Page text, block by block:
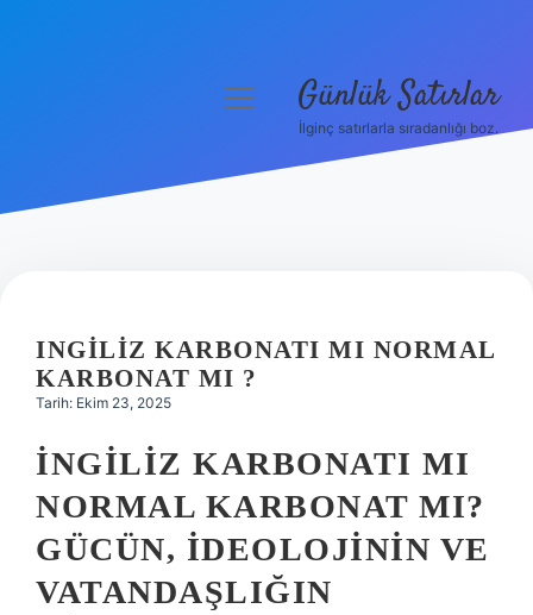
Hakkımızda
menüyü Günlük Satırlar
İlginç satırlarla sıradanlığı boz.
INGILIZ KARBONATI MI NORMAL
KARBONAT MI ?
Tarih: Ekim 23, 2025
İNGILIZ KARBONATI MI
NORMAL KARBONAT MI?
GÜCÜN, İDEOLOJININ VE
VATANDAŞLIĞIN